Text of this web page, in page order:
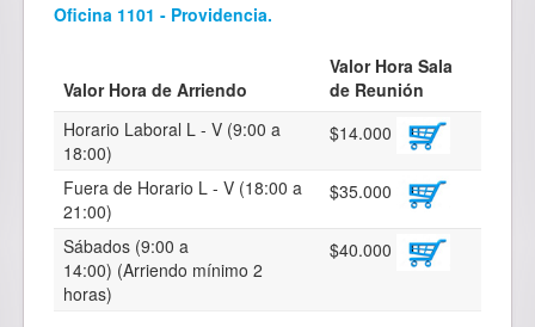
Oficina 1101 - Providencia.
Valor Hora de Arriendo
Valor Hora Sala
de Reunión
Horario Laboral L - V (9:00 a
18:00)
$14.000
Fuera de Horario L - V (18:00 a
21:00)
$35.000
Sábados (9:00 a
14:00) (Arriendo mínimo 2
horas)
$40.000